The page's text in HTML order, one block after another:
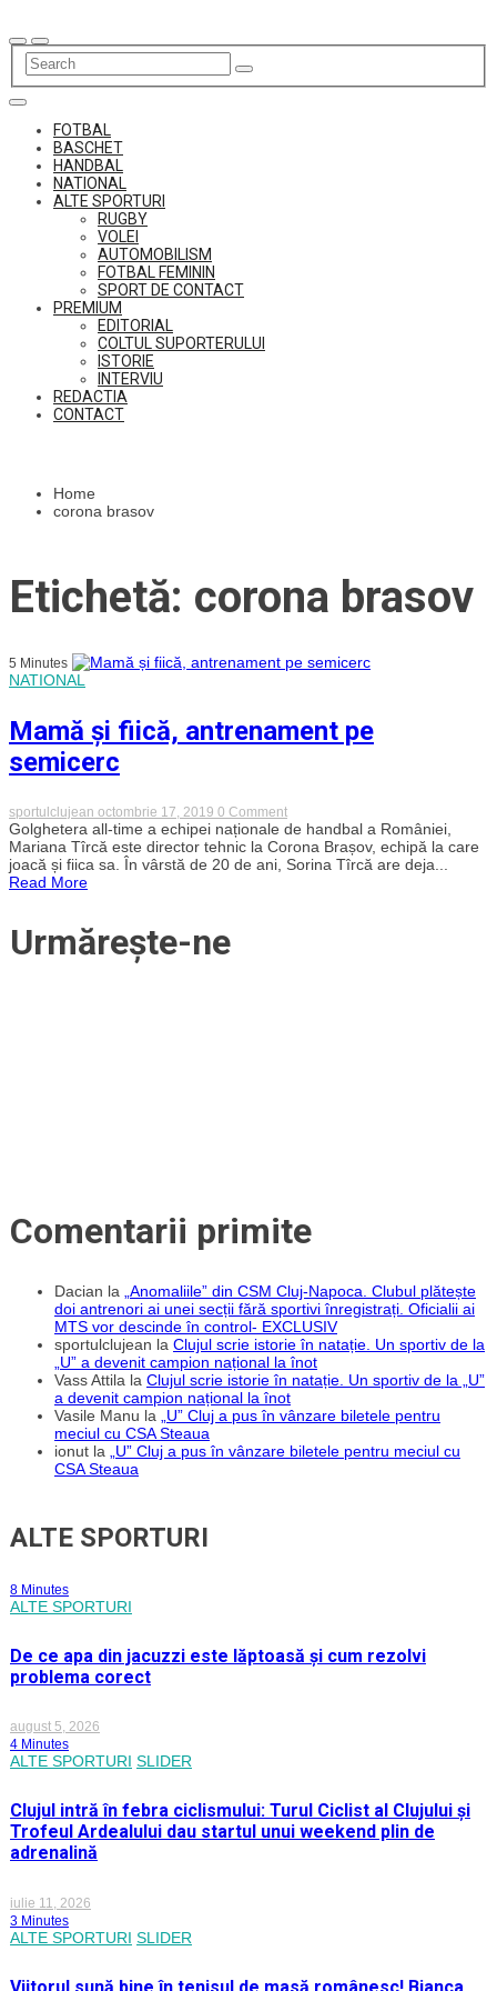
to
content
FOTBAL
BASCHET
HANDBAL
NATIONAL
ALTE SPORTURI
RUGBY
VOLEI
AUTOMOBILISM
FOTBAL FEMININ
SPORT DE CONTACT
PREMIUM
EDITORIAL
COLTUL SUPORTERULUI
ISTORIE
INTERVIU
REDACTIA
CONTACT
Home
corona brasov
Etichetă: corona brasov
5 Minutes
NATIONAL
Mamă și fiică, antrenament pe
semicerc
sportulclujean octombrie 17, 2019 0 Commenton
Mamă
și
fiică,
antrenament
Golghetera all-time a echipei naționale de handbal a României,
Mariana Tîrcă este director tehnic la Corona Brașov, echipă la care
joacă și fiica sa. În vârstă de 20 de ani, Sorina Tîrcă are deja...
Read More
Urmărește-ne
Comentarii primite
Dacian la
„Anomaliile” din CSM Cluj-Napoca. Clubul plătește
doi antrenori ai unei secții fără sportivi înregistrați. Oficialii ai
MTS vor descinde în control- EXCLUSIV
sportulclujean la Clujul scrie istorie în natație. Un sportiv de la
„U” a devenit campion național la înot
Vass Attila la Clujul scrie istorie în natație. Un sportiv de la „U”
a devenit campion național la înot
Vasile Manu la
„U” Cluj a pus în vânzare biletele pentru
meciul cu CSA Steaua
ionut la
„U” Cluj a pus în vânzare biletele pentru meciul cu
CSA Steaua
ALTE SPORTURI
8 Minutes
ALTE SPORTURI
De ce apa din jacuzzi este lăptoasă și cum rezolvi
problema corect
august 5, 2026
4 Minutes
ALTE SPORTURI SLIDER
Clujul intră în febra ciclismului: Turul Ciclist al Clujului și
Trofeul Ardealului dau startul unui weekend plin de
adrenalină
iulie 11, 2026
3 Minutes
ALTE SPORTURI SLIDER
Viitorul sună bine în tenisul de masă românesc! Bianca